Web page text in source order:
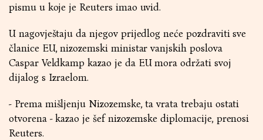
pismu u koje je Reuters imao uvid.
U nagovještaju da njegov prijedlog neće pozdraviti sve
članice EU, nizozemski ministar vanjskih poslova
Caspar Veldkamp kazao je da EU mora održati svoj
dijalog s Izraelom.
- Prema mišljenju Nizozemske, ta vrata trebaju ostati
otvorena - kazao je šef nizozemske diplomacije, prenosi
Reuters.